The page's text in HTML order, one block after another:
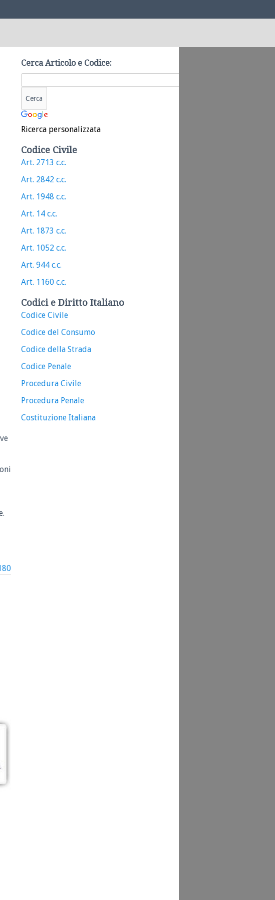
Cerca Articolo e Codice:
Ricerca personalizzata
Codice Civile
Art. 2713 c.c.
Art. 2842 c.c.
Art. 1948 c.c.
Art. 14 c.c.
Art. 1873 c.c.
Art. 1052 c.c.
Art. 944 c.c.
Art. 1160 c.c.
Codici e Diritto Italiano
Codice Civile
Codice del Consumo
Codice della Strada
Codice Penale
Procedura Civile
Procedura Penale
Costituzione Italiana